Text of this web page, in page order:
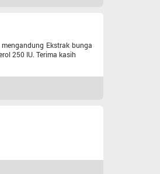
Ekstrak bunga
250 IU. Terima kasih